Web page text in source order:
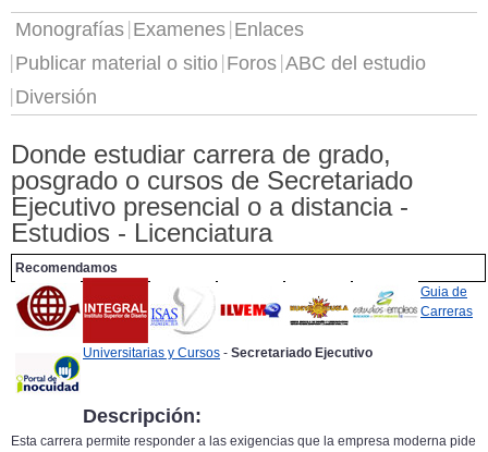
Monografías Examenes Enlaces
Publicar material o sitio Foros ABC del estudio
Diversión
Donde estudiar carrera de grado,
posgrado o cursos de Secretariado
Ejecutivo presencial o a distancia -
Estudios - Licenciatura
Recomendamos
Guia de
Carreras
Universitarias y Cursos - Secretariado Ejecutivo
Descripción:
Esta carrera permite responder a las exigencias que la empresa moderna pide